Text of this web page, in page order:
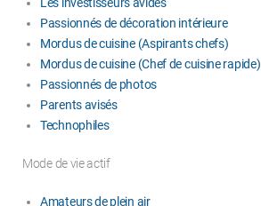
Passionnés de décoration intérieure
Mordus de cuisine (Aspirants chefs)
Mordus de cuisine (Chef de cuisine rapide)
Passionnés de photos
Parents avisés
Technophiles
Mode de vie actif
Amateurs de plein air